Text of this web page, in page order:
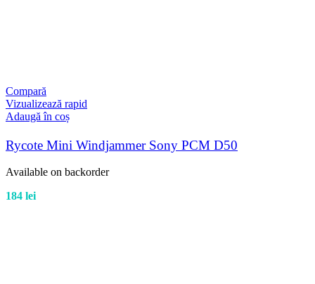
Compară
Vizualizează rapid
Adaugă în coș
Rycote Mini Windjammer Sony PCM D50
Available on backorder
184 lei